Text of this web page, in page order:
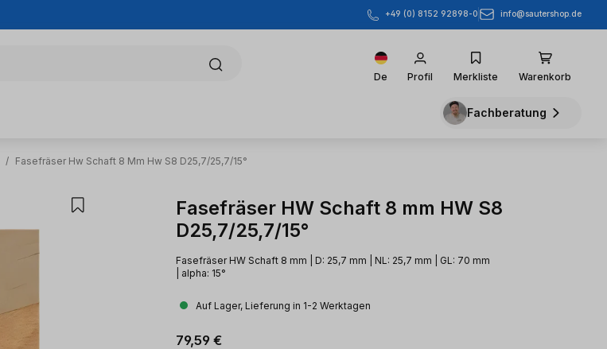
+49 (0) 8152 92898-0 info@sautershop.de
De Profil Merkliste Warenkorb
Fachberatung
/ Fasefräser Hw Schaft 8 Mm Hw S8 D25,7/25,7/15°
Fasefräser HW Schaft 8 mm HW S8
D25,7/25,7/15°
Fasefräser HW Schaft 8 mm | D: 25,7 mm | NL: 25,7 mm | GL: 70 mm
| alpha: 15°
Auf Lager, Lieferung in 1-2 Werktagen
Regulärer Preis:
79,59 €